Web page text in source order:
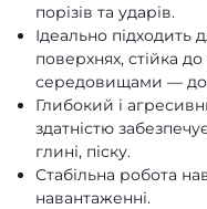
порізів та ударів.
Ідеально підходить
поверхнях, стійка
середовищами —
Глибокий і
здатністю
глині, піску.
Стабільна робота
навантаженні.